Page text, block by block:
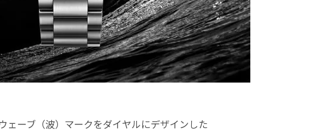
ェーブ（波）マークをダイヤルにデザインした